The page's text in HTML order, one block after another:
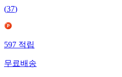
(37)
597 적립
무료배송